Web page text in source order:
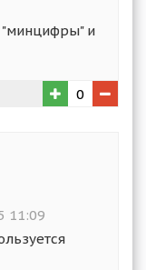
"минцифры" и
0
11:09